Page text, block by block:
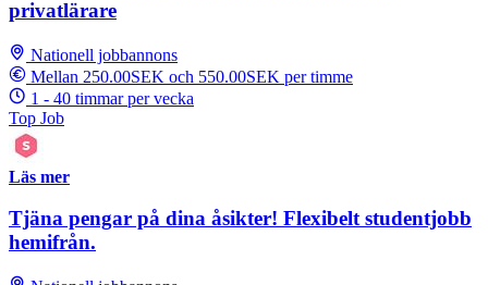
privatlärare
Nationell jobbannons
Mellan 250.00SEK och 550.00SEK per timme
1 - 40 timmar per vecka
Top Job
Läs mer
Tjäna pengar på dina åsikter! Flexibelt studentjobb
hemifrån.